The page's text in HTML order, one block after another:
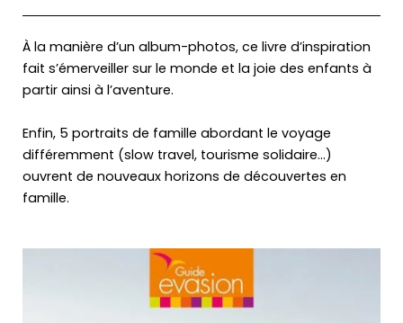
À la manière d’un album-photos, ce livre d’inspiration
fait s’émerveiller sur le monde et la joie des enfants à
partir ainsi à l’aventure.
Enfin, 5 portraits de famille abordant le voyage
différemment (slow travel, tourisme solidaire…)
ouvrent de nouveaux horizons de découvertes en
famille.